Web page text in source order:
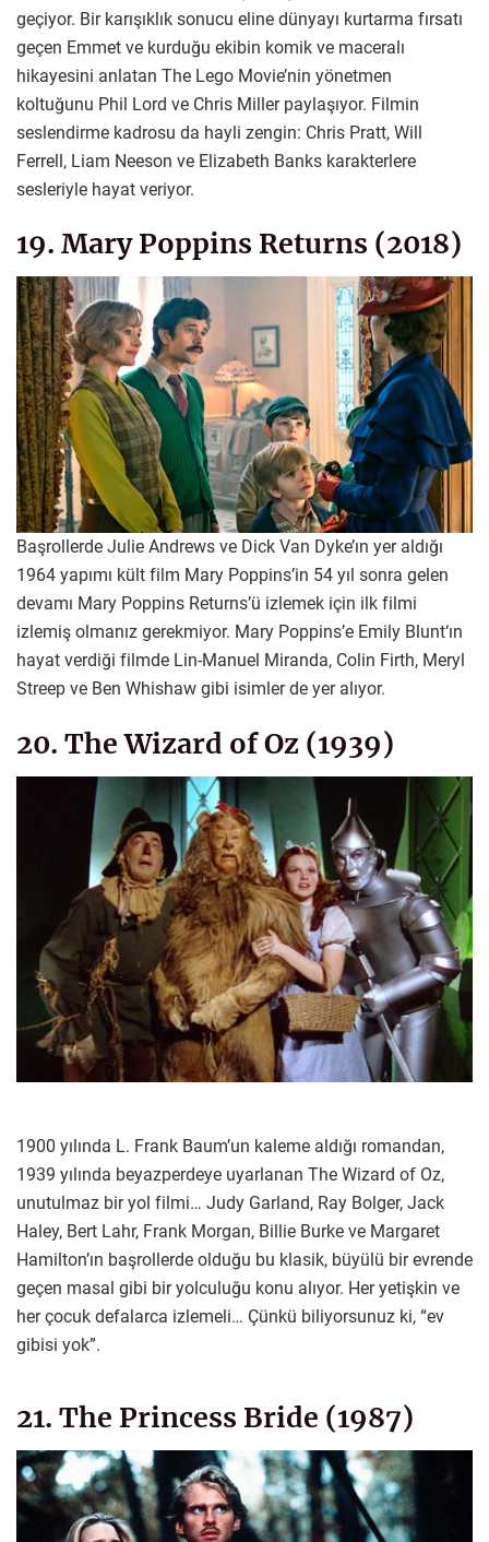
geçiyor. Bir karışıklık sonucu eline dünyayı kurtarma fırsatı
geçen Emmet ve kurduğu ekibin komik ve maceralı
hikayesini anlatan The Lego Movie’nin yönetmen
koltuğunu Phil Lord ve Chris Miller paylaşıyor. Filmin
seslendirme kadrosu da hayli zengin: Chris Pratt, Will
Ferrell, Liam Neeson ve Elizabeth Banks karakterlere
sesleriyle hayat veriyor.
19. Mary Poppins Returns (2018)
Başrollerde Julie Andrews ve Dick Van Dyke’ın yer aldığı
1964 yapımı kült film Mary Poppins’in 54 yıl sonra gelen
devamı Mary Poppins Returns’ü izlemek için ilk filmi
izlemiş olmanız gerekmiyor. Mary Poppins’e Emily Blunt‘ın
hayat verdiği filmde Lin-Manuel Miranda, Colin Firth, Meryl
Streep ve Ben Whishaw gibi isimler de yer alıyor.
20. The Wizard of Oz (1939)
1900 yılında L. Frank Baum’un kaleme aldığı romandan,
1939 yılında beyazperdeye uyarlanan The Wizard of Oz,
unutulmaz bir yol filmi… Judy Garland, Ray Bolger, Jack
Haley, Bert Lahr, Frank Morgan, Billie Burke ve Margaret
Hamilton’ın başrollerde olduğu bu klasik, büyülü bir evrende
geçen masal gibi bir yolculuğu konu alıyor. Her yetişkin ve
her çocuk defalarca izlemeli… Çünkü biliyorsunuz ki, “ev
gibisi yok”.
21. The Princess Bride (1987)